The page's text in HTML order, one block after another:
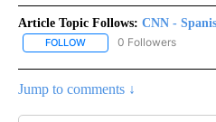
Article Topic Follows: CNN -
FOLLOW FOLLOW "CNN -
0 Followers
Jump to comments ↓